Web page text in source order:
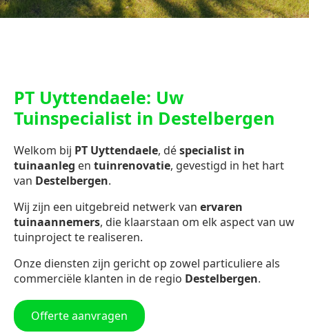
PT Uyttendaele: Uw
Tuinspecialist in Destelbergen
Welkom bij PT Uyttendaele, déspecialist in
tuinaanleg en tuinrenovatie, gevestigd in het hart
van Destelbergen.
Wij zijn een uitgebreid netwerk van ervaren
tuinaannemers, die klaarstaan om elk aspect van uw
tuinproject te realiseren.
Onze diensten zijn gericht op zowel particuliere als
commerciële klanten in de regio Destelbergen.
Offerte aanvragen